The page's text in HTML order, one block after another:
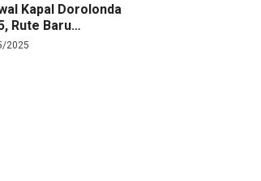
Kapal Dorolonda
Rute Baru
Jayapura
2025